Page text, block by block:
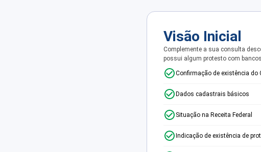
Visão Inicial
Complemente a sua consulta
possui algum protesto com
Confirmação de existência do
Dados cadastrais básicos
Situação na Receita Federal
Indicação de existência de